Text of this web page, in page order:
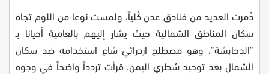
دُمرت العديد من فنادق عدن كُلياً، ولمست نوعا من اللوم تجاه
سكان المناطق الشمالية حيث يشار إليهم بالعامية أحيانا بـ
"الدحابشة"، وهو مصطلح ازدرائي شاع استخدامه ضد سكان
الشمال بعد توحيد شطري اليمن. قرأت تردداً واضحاً في وجوه